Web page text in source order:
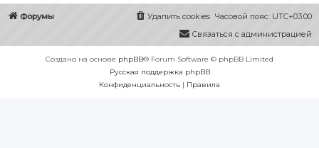
Форумы Часовой пояс: UTC+03:00
Удалить cookies
Связаться с администрацией
Создано на основе phpBB® Forum Software © phpBB Limited
Русская поддержка phpBB
Конфиденциальность | Правила